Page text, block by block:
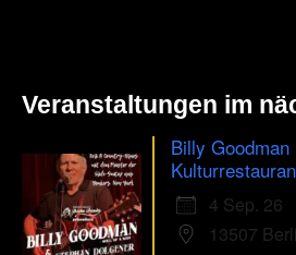
Veranstaltungen im
Billy
4 Sep. 26
13507